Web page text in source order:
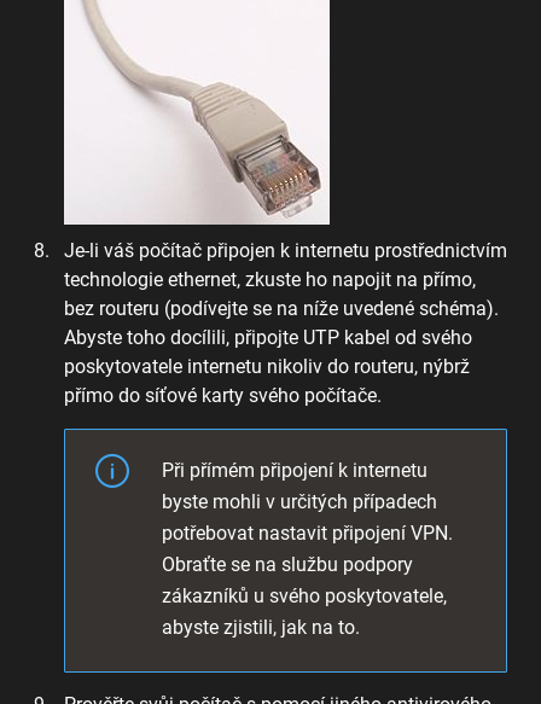
Je-li váš počítač připojen k internetu prostřednictvím
technologie ethernet, zkuste ho napojit na přímo,
bez routeru (podívejte se na níže uvedené schéma).
Abyste toho docílili, připojte UTP kabel od svého
poskytovatele internetu nikoliv do routeru, nýbrž
přímo do síťové karty svého počítače.
Při přímém připojení k internetu
byste mohli v určitých případech
potřebovat nastavit připojení VPN.
Obraťte se na službu podpory
zákazníků u svého poskytovatele,
abyste zjistili, jak na to.